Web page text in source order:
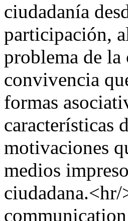
ciudadanía
participación,
problema de la
convivencia
formas
características
motivaciones
medios